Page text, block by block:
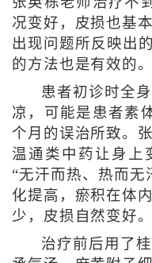
况变好，皮损也基
出现问题所反映出
的方法也是有效的。
患者初诊时全
凉，可能是患者素
个月的误治所致。
温通类中药让身上
“无汗而热、热而无
化提高，瘀积在体
少，皮损自然变好。
治疗前后用了